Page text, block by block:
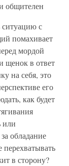
общителен
с
помахивает
мордой
щенок в ответ
на себя, это
его
как будет
или
обладание
перехватывать
в сторону?